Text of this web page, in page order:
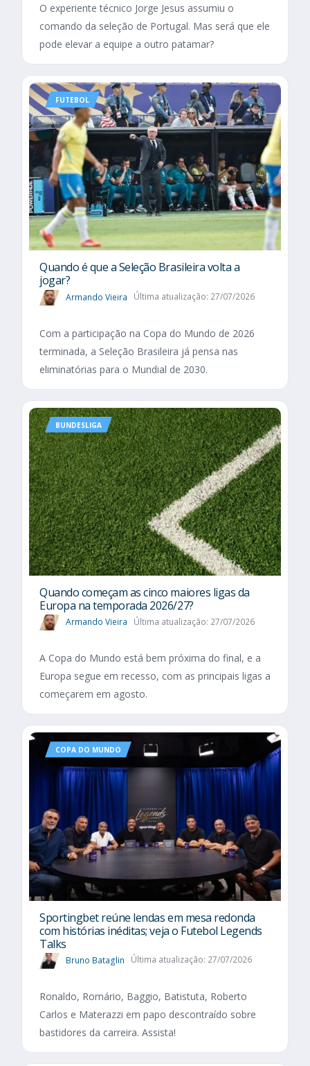
O experiente técnico Jorge Jesus assumiu o
comando da seleção de Portugal. Mas será que ele
pode elevar a equipe a outro patamar?
FUTEBOL
Quando é que a Seleção Brasileira volta a
jogar?
Armando Vieira Última atualização: 27/07/2026
Com a participação na Copa do Mundo de 2026
terminada, a Seleção Brasileira já pensa nas
eliminatórias para o Mundial de 2030.
BUNDESLIGA
Quando começam as cinco maiores ligas da
Europa na temporada 2026/27?
Armando Vieira Última atualização: 27/07/2026
A Copa do Mundo está bem próxima do final, e a
Europa segue em recesso, com as principais ligas a
começarem em agosto.
COPA DO MUNDO
Sportingbet reúne lendas em mesa redonda
com histórias inéditas; veja o Futebol Legends
Talks
Bruno Bataglin Última atualização: 27/07/2026
Ronaldo, Romário, Baggio, Batistuta, Roberto
Carlos e Materazzi em papo descontraído sobre
bastidores da carreira. Assista!